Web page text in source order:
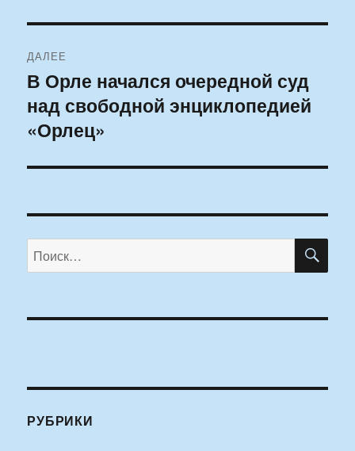
ДАЛЕЕ
Следующая
запись:
В Орле начался очередной суд
над свободной энциклопедией
«Орлец»
Искать:
РУБРИКИ